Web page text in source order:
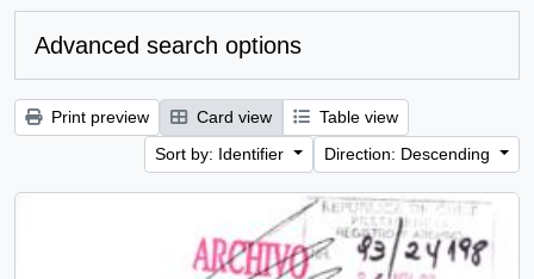
Advanced search options
Print preview Card view
Table view
Sort by: Identifier
Direction: Descending